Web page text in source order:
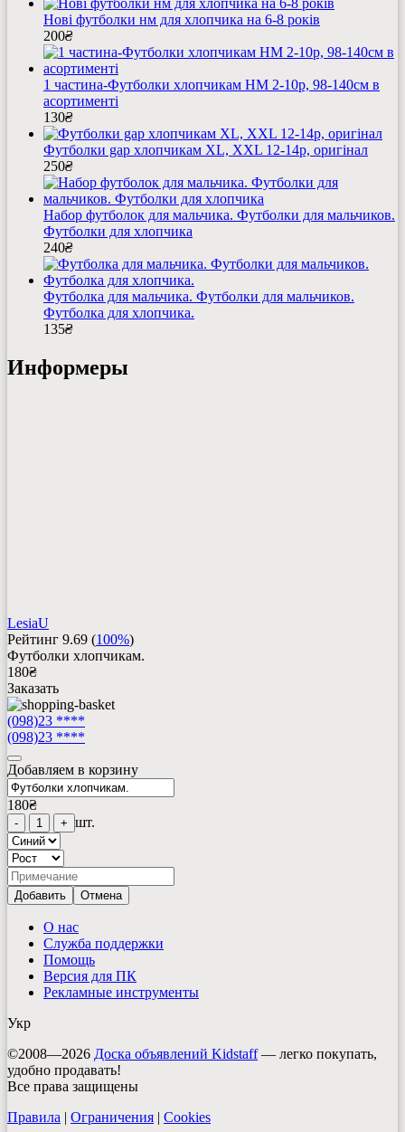
Нові футболки нм для хлопчика на 6-8 років
200₴
1 частина-Футболки хлопчикам HM 2-10р, 98-140см в
асортименті
130₴
Футболки gap хлопчикам XL, XXL 12-14р, оригінал
250₴
Набор футболок для мальчика. Футболки для мальчиков.
Футболки для хлопчика
240₴
Футболка для мальчика. Футболки для мальчиков.
Футболка для хлопчика.
135₴
Информеры
LesiaU
Рейтинг 9.69 (100%)
Футболки хлопчикам.
180₴
Заказать
(098)23 ****
(098)23 ****
Добавляем в корзину
180₴
- 1 + шт.
Добавить Отмена
О нас
Служба поддержки
Помощь
Версия для ПК
Рекламные инструменты
Укр
©2008—2026 Доска объявлений Kidstaff— легко покупать,
удобно продавать!
Все права защищены
Правила | Ограничения | Cookies